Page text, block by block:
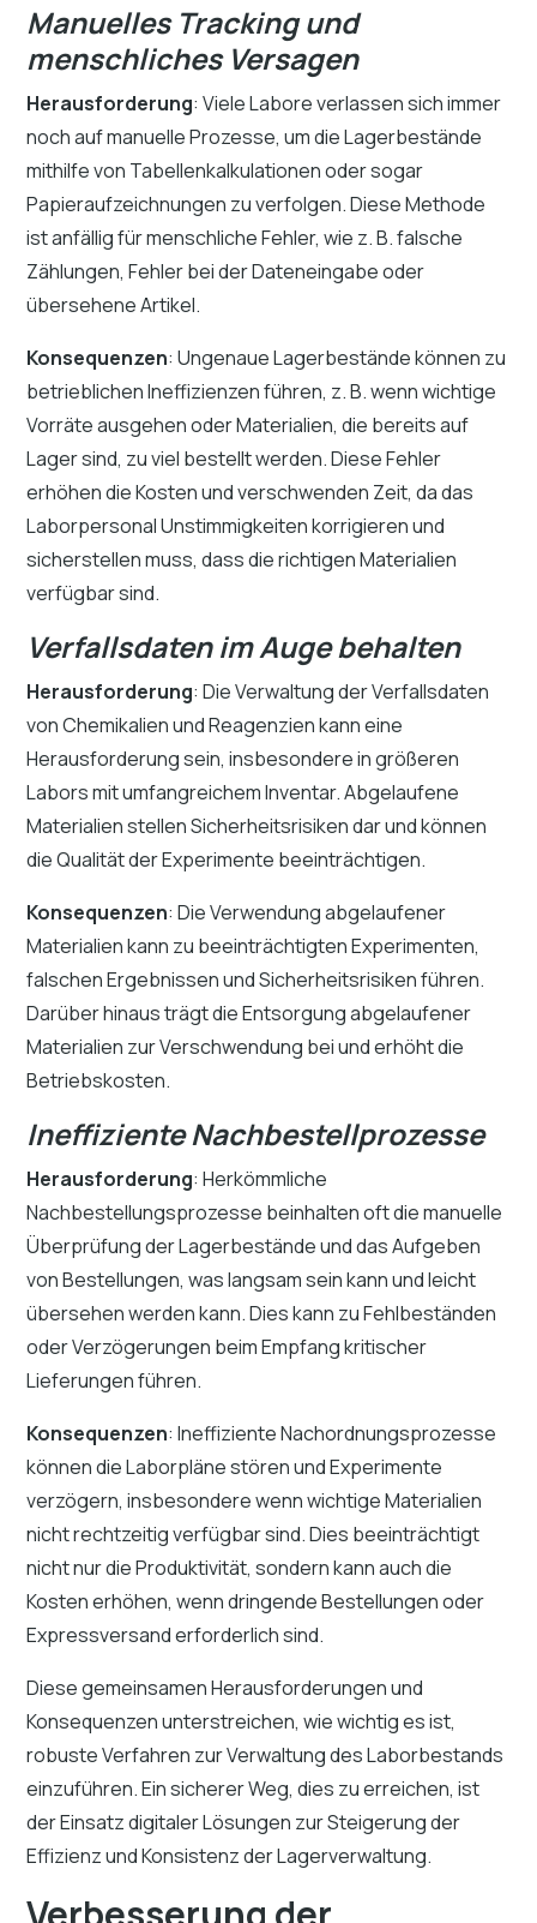
Manuelles Tracking und
menschliches Versagen
Herausforderung: Viele Labore verlassen sich immer
noch auf manuelle Prozesse, um die Lagerbestände
mithilfe von Tabellenkalkulationen oder sogar
Papieraufzeichnungen zu verfolgen. Diese Methode
ist anfällig für menschliche Fehler, wie z. B. falsche
Zählungen, Fehler bei der Dateneingabe oder
übersehene Artikel.
Konsequenzen: Ungenaue Lagerbestände können zu
betrieblichen Ineffizienzen führen, z. B. wenn wichtige
Vorräte ausgehen oder Materialien, die bereits auf
Lager sind, zu viel bestellt werden. Diese Fehler
erhöhen die Kosten und verschwenden Zeit, da das
Laborpersonal Unstimmigkeiten korrigieren und
sicherstellen muss, dass die richtigen Materialien
verfügbar sind.
Verfallsdaten im Auge behalten
Herausforderung: Die Verwaltung der Verfallsdaten
von Chemikalien und Reagenzien kann eine
Herausforderung sein, insbesondere in größeren
Labors mit umfangreichem Inventar. Abgelaufene
Materialien stellen Sicherheitsrisiken dar und können
die Qualität der Experimente beeinträchtigen.
Konsequenzen: Die Verwendung abgelaufener
Materialien kann zu beeinträchtigten Experimenten,
falschen Ergebnissen und Sicherheitsrisiken führen.
Darüber hinaus trägt die Entsorgung abgelaufener
Materialien zur Verschwendung bei und erhöht die
Betriebskosten.
Ineffiziente Nachbestellprozesse
Herausforderung: Herkömmliche
Nachbestellungsprozesse beinhalten oft die manuelle
Überprüfung der Lagerbestände und das Aufgeben
von Bestellungen, was langsam sein kann und leicht
übersehen werden kann. Dies kann zu Fehlbeständen
oder Verzögerungen beim Empfang kritischer
Lieferungen führen.
Konsequenzen: Ineffiziente Nachordnungsprozesse
können die Laborpläne stören und Experimente
verzögern, insbesondere wenn wichtige Materialien
nicht rechtzeitig verfügbar sind. Dies beeinträchtigt
nicht nur die Produktivität, sondern kann auch die
Kosten erhöhen, wenn dringende Bestellungen oder
Expressversand erforderlich sind.
Diese gemeinsamen Herausforderungen und
Konsequenzen unterstreichen, wie wichtig es ist,
robuste Verfahren zur Verwaltung des Laborbestands
einzuführen. Ein sicherer Weg, dies zu erreichen, ist
der Einsatz digitaler Lösungen zur Steigerung der
Effizienz und Konsistenz der Lagerverwaltung.